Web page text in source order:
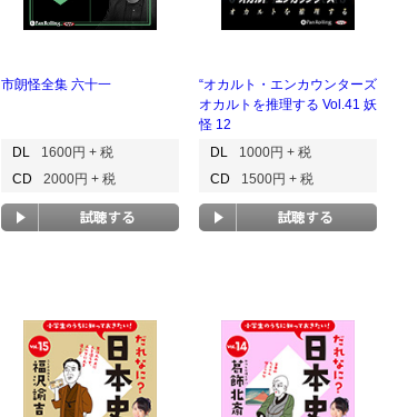
市朗怪全集 六十一
DL
1600円 + 税
CD
2000円 + 税
“オカルト・エンカウンターズ
オカルトを推理する Vol.41 妖
怪 12
DL
1000円 + 税
CD
1500円 + 税